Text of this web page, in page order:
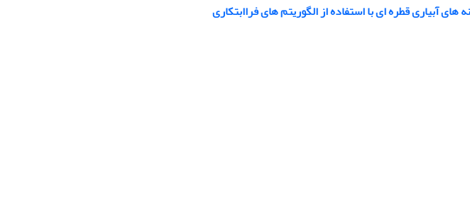
آبیاری قطره ای با استفاده از الگوریتم های فراابتکاری